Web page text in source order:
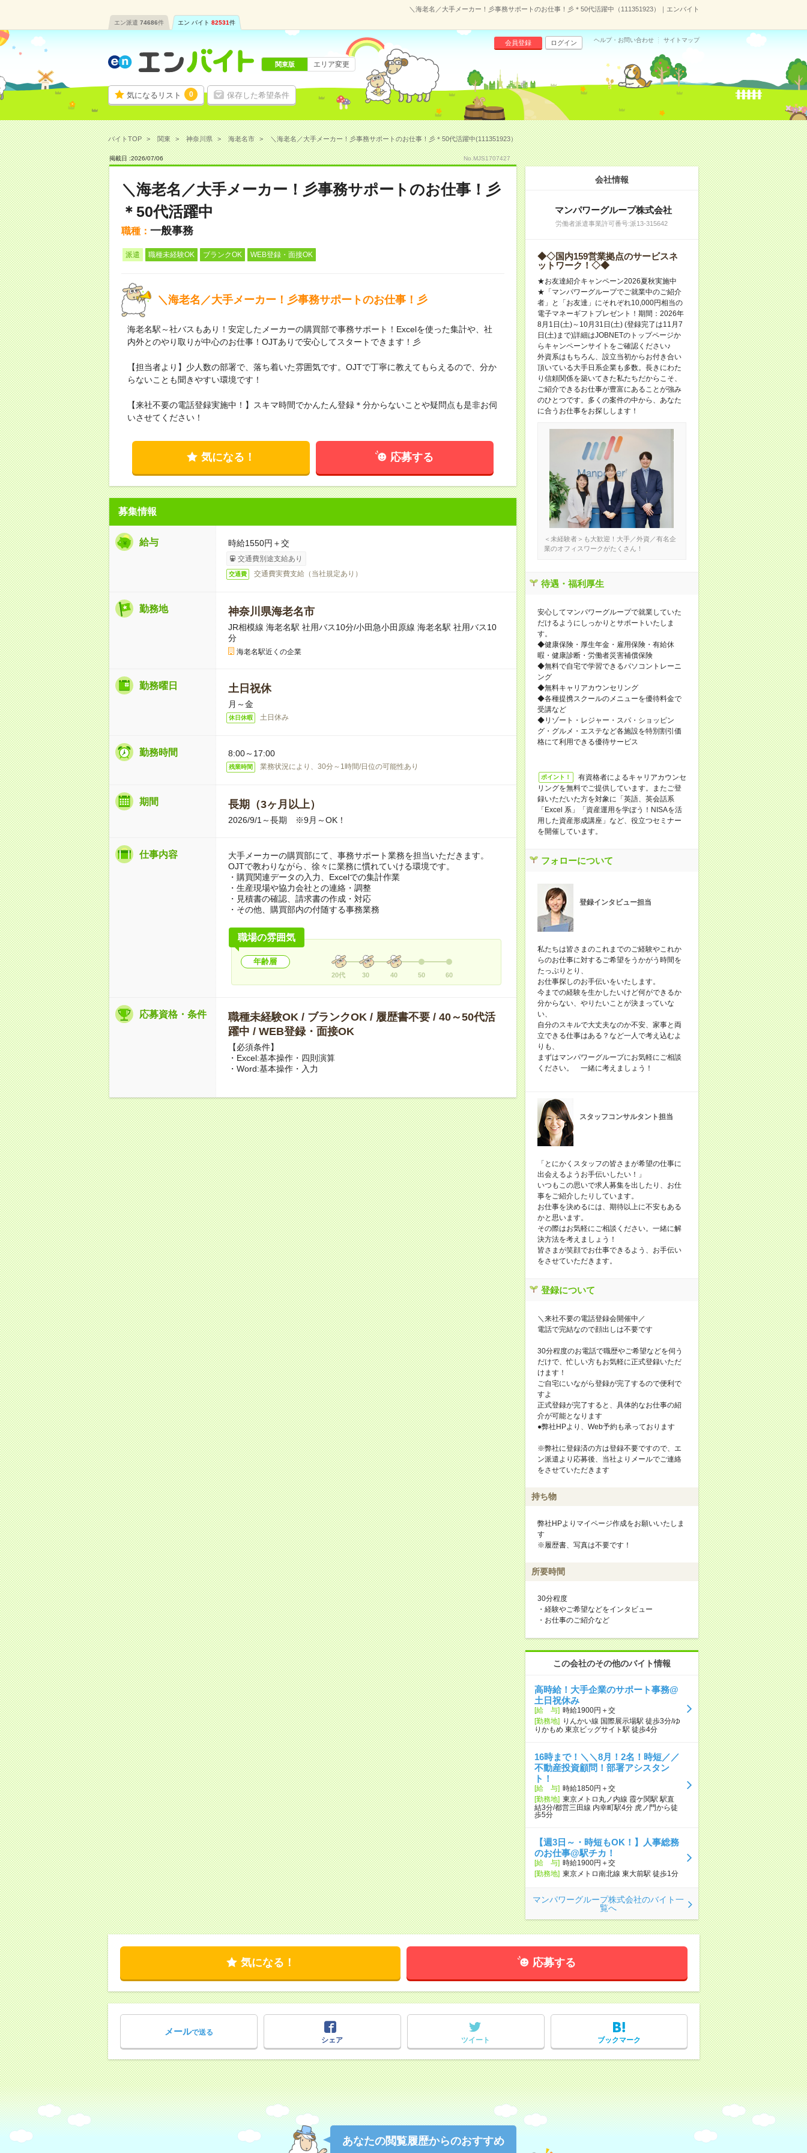
＼海老名／大手メーカー！彡事務サポートのお仕事！彡＊50代活躍中（111351923）｜エンバイト
エン派遣 74686件 エン バイト 82531件
気になるリスト 0 保存した希望条件
会員登録 ログイン ヘルプ・お問い合わせ サイトマップ
関東版 エリア変更
バイトTOP 関東 神奈川県 海老名市 ＼海老名／大手メーカー！彡事務サポートのお仕事！彡＊50代活躍中(111351923）
掲載日 :2026/07/06 No.MJS1707427
＼海老名／大手メーカー！彡事務サポートのお仕事！彡
＊50代活躍中
職種： 一般事務
派遣 職種未経験OK ブランクOK WEB登録・面接OK
＼海老名／大手メーカー！彡事務サポートのお仕事！彡
海老名駅～社バスもあり！安定したメーカーの購買部で事務サポート！Excelを使った集計や、社
内外とのやり取りが中心のお仕事！OJTありで安心してスタートできます！彡
【担当者より】少人数の部署で、落ち着いた雰囲気です。OJTで丁寧に教えてもらえるので、分か
らないことも聞きやすい環境です！
【来社不要の電話登録実施中！】スキマ時間でかんたん登録＊分からないことや疑問点も是非お伺
いさせてください！
気になる！ 応募する
募集情報
給与 時給1550円＋交
交通費別途支給あり
交通費 交通費実費支給（当社規定あり）
勤務地 神奈川県海老名市
JR相模線 海老名駅 社用バス10分/小田急小田原線 海老名駅 社用バス10
分
海老名駅近くの企業
勤務曜日 土日祝休
月～金
休日休暇 土日休み
勤務時間 8:00～17:00
残業時間 業務状況により、30分～1時間/日位の可能性あり
期間 長期（3ヶ月以上）
2026/9/1～長期 ※9月～OK！
仕事内容
大手メーカーの購買部にて、事務サポート業務を担当いただきます。
OJTで教わりながら、徐々に業務に慣れていける環境です。
・購買関連データの入力、Excelでの集計作業
・生産現場や協力会社との連絡・調整
・見積書の確認、請求書の作成・対応
・その他、購買部内の付随する事務業務
職場の雰囲気
年齢層
20代 30 40 50 60
応募資格・条件
職種未経験OK / ブランクOK / 履歴書不要 / 40～50代活
躍中 / WEB登録・面接OK
【必須条件】
・Excel:基本操作・四則演算
・Word:基本操作・入力
会社情報
マンパワーグループ株式会社
労働者派遣事業許可番号:派13-315642
◆◇国内159営業拠点のサービスネ
ットワーク！◇◆
★お友達紹介キャンペーン2026夏秋実施中
★「マンパワーグループでご就業中のご紹介
者」と「お友達」にそれぞれ10,000円相当の
電子マネーギフトプレゼント！期間：2026年
8月1日(土)～10月31日(土) (登録完了は11月7
日(土)まで)詳細はJOBNETのトップページか
らキャンペーンサイトをご確認ください♪
外資系はもちろん、設立当初からお付き合い
頂いている大手日系企業も多数。長きにわた
り信頼関係を築いてきた私たちだからこそ、
ご紹介できるお仕事が豊富にあることが強み
のひとつです。多くの案件の中から、あなた
に合うお仕事をお探しします！
＜未経験者＞も大歓迎！大手／外資／有名企
業のオフィスワークがたくさん！
待遇・福利厚生
安心してマンパワーグループで就業していた
だけるようにしっかりとサポートいたしま
す。
◆健康保険・厚生年金・雇用保険・有給休
暇・健康診断・労働者災害補償保険
◆無料で自宅で学習できるパソコントレーニ
ング
◆無料キャリアカウンセリング
◆各種提携スクールのメニューを優待料金で
受講など
◆リゾート・レジャー・スパ・ショッピン
グ・グルメ・エステなど各施設を特別割引価
格にて利用できる優待サービス
ポイント！
有資格者によるキャリアカウンセ
リングを無料でご提供しています。またご登
録いただいた方を対象に「英語、英会話系
「Excel 系」「資産運用を学ぼう！NISAを活
用した資産形成講座」など、役立つセミナー
を開催しています。
フォローについて
登録インタビュー担当
私たちは皆さまのこれまでのご経験やこれか
らのお仕事に対するご希望をうかがう時間を
たっぷりとり、
お仕事探しのお手伝いをいたします。
今までの経験を生かしたいけど何ができるか
分からない、やりたいことが決まっていな
い、
自分のスキルで大丈夫なのか不安、家事と両
立できる仕事はある？など一人で考え込むよ
りも、
まずはマンパワーグループにお気軽にご相談
ください。 一緒に考えましょう！
スタッフコンサルタント担当
「とにかくスタッフの皆さまが希望の仕事に
出会えるようお手伝いしたい！」
いつもこの思いで求人募集を出したり、お仕
事をご紹介したりしています。
お仕事を決めるには、期待以上に不安もある
かと思います。
その際はお気軽にご相談ください。一緒に解
決方法を考えましょう！
皆さまが笑顔でお仕事できるよう、お手伝い
をさせていただきます。
登録について
＼来社不要の電話登録会開催中／
電話で完結なので顔出しは不要です
30分程度のお電話で職歴やご希望などを伺う
だけで、忙しい方もお気軽に正式登録いただ
けます！
ご自宅にいながら登録が完了するので便利で
すよ
正式登録が完了すると、具体的なお仕事の紹
介が可能となります
●弊社HPより、Web予約も承っております
※弊社に登録済の方は登録不要ですので、エ
ン派遣より応募後、当社よりメールでご連絡
をさせていただきます
持ち物
弊社HPよりマイページ作成をお願いいたしま
す
※履歴書、写真は不要です！
所要時間
30分程度
・経験やご希望などをインタビュー
・お仕事のご紹介など
この会社のその他のバイト情報
高時給！大手企業のサポート事務@
土日祝休み
[給 与] 時給1900円＋交
[勤務地] りんかい線 国際展示場駅 徒歩3分/ゆ
りかもめ 東京ビッグサイト駅 徒歩4分
16時まで！＼＼8月！2名！時短／／
不動産投資顧問！部署アシスタン
ト！
[給 与] 時給1850円＋交
[勤務地] 東京メトロ丸ノ内線 霞ケ関駅 駅直
結3分/都営三田線 内幸町駅4分 虎ノ門から徒
歩5分
【週3日～・時短もOK！】人事総務
のお仕事@駅チカ！
[給 与] 時給1900円＋交
[勤務地] 東京メトロ南北線 東大前駅 徒歩1分
マンパワーグループ株式会社のバイト一
覧へ
気になる！ 応募する
メールで送る
シェア
ツイート ブックマーク
あなたの閲覧履歴からのおすすめ